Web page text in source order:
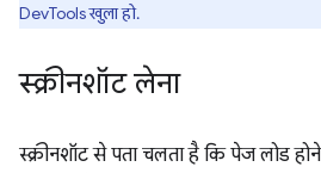
DevTools खुला हो.
स्क्रीनशॉट लेना
स्क्रीनशॉट से पता चलता है कि पेज लोड